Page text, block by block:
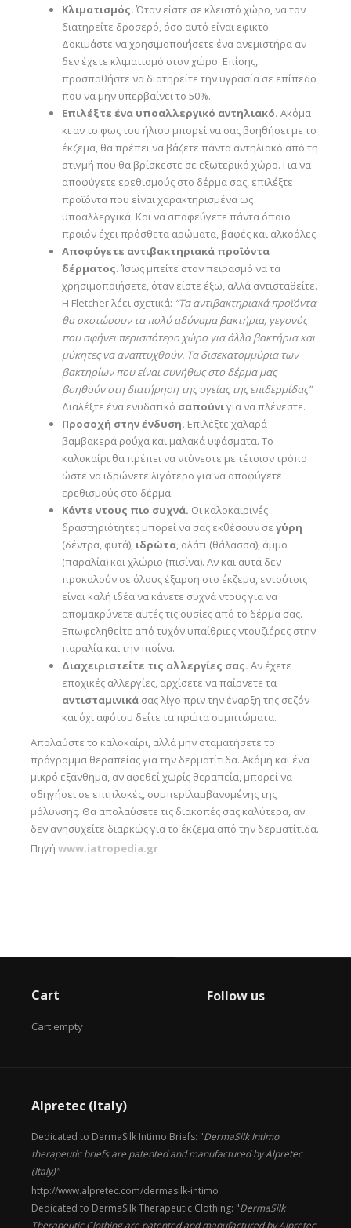
Κλιματισμός.Όταν είστε σε κλειστό χώρο, να τον
διατηρείτε δροσερό, όσο αυτό είναι εφικτό.
Δοκιμάστε να χρησιμοποιήσετε ένα ανεμιστήρα αν
δεν έχετε κλιματισμό στον χώρο. Επίσης,
προσπαθήστε να διατηρείτε την υγρασία σε επίπεδο
που να μην υπερβαίνει το 50%.
Επιλέξτε ένα υποαλλεργικό αντηλιακό. Ακόμα
κι αν το φως του ήλιου μπορεί να σας βοηθήσει με το
έκζεμα, θα πρέπει να βάζετε πάντα αντηλιακό από τη
στιγμή που θα βρίσκεστε σε εξωτερικό χώρο. Για να
αποφύγετε ερεθισμούς στο δέρμα σας, επιλέξτε
προϊόντα που είναι χαρακτηρισμένα ως
υποαλλεργικά. Και να αποφεύγετε πάντα όποιο
προϊόν έχει πρόσθετα αρώματα, βαφές και αλκοόλες.
Αποφύγετε αντιβακτηριακά προϊόντα
δέρματος.Ίσως μπείτε στον πειρασμό να τα
χρησιμοποιήσετε, όταν είστε έξω, αλλά αντισταθείτε.
Η Fletcher λέει σχετικά: “Τα αντιβακτηριακά προϊόντα
θα σκοτώσουν τα πολύ αδύναμα βακτήρια, γεγονός
που αφήνει περισσότερο χώρο για άλλα βακτήρια και
μύκητες να αναπτυχθούν. Τα δισεκατομμύρια των
βακτηρίων που είναι συνήθως στο δέρμα μας
βοηθούν στη διατήρηση της υγείας της επιδερμίδας”.
Διαλέξτε ένα ενυδατικό σαπούνιγια να πλένεστε.
Προσοχή στην ένδυση. Επιλέξτε χαλαρά
βαμβακερά ρούχα και μαλακά υφάσματα. Το
καλοκαίρι θα πρέπει να ντύνεστε με τέτοιον τρόπο
ώστε να ιδρώνετε λιγότερο για να αποφύγετε
ερεθισμούς στο δέρμα.
Κάντε ντους πιο συχνά. Οι καλοκαιρινές
δραστηριότητες μπορεί να σας εκθέσουν σε γύρη
(δέντρα, φυτά), ιδρώτα, αλάτι (θάλασσα), άμμο
(παραλία) και χλώριο (πισίνα). Αν και αυτά δεν
προκαλούν σε όλους έξαρση στο έκζεμα, εντούτοις
είναι καλή ιδέα να κάνετε συχνά ντους για να
απομακρύνετε αυτές τις ουσίες από το δέρμα σας.
Επωφεληθείτε από τυχόν υπαίθριες ντουζιέρες στην
παραλία και την πισίνα.
Διαχειριστείτε τις αλλεργίες σας. Αν έχετε
εποχικές αλλεργίες, αρχίσετε να παίρνετε τα
αντισταμινικάσας λίγο πριν την έναρξη της σεζόν
και όχι αφότου δείτε τα πρώτα συμπτώματα.
Απολαύστε το καλοκαίρι, αλλά μην σταματήσετε το
πρόγραμμα θεραπείας για την δερματίτιδα. Ακόμη και ένα
μικρό εξάνθημα, αν αφεθεί χωρίς θεραπεία, μπορεί να
οδηγήσει σε επιπλοκές, συμπεριλαμβανομένης της
μόλυνσης. Θα απολαύσετε τις διακοπές σας καλύτερα, αν
δεν ανησυχείτε διαρκώς για το έκζεμα από την δερματίτιδα.
Πηγή www.iatropedia.gr
Cart
Cart empty
Follow us
Alpretec (Italy)
Dedicated to DermaSilk Intimo Briefs: "DermaSilk Intimo
therapeutic briefs are patented and manufactured by Alpretec
(Italy)"
http://www.alpretec.com/dermasilk-intimo
Dedicated to DermaSilk Therapeutic Clothing: "DermaSilk
Therapeutic Clothing are patented and manufactured by Alpretec